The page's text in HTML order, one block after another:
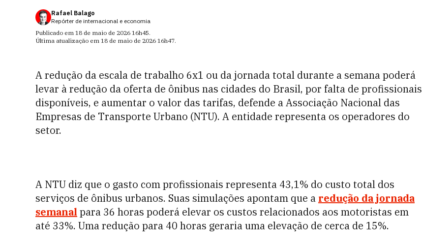
Rafael Balago
Repórter de internacional e economia
Publicado em 18 de maio de 2026 16h45.
Última atualização em 18 de maio de 2026 16h47.
A redução da escala de trabalho 6x1 ou da jornada total durante a semana poderá
levar à redução da oferta de ônibus nas cidades do Brasil, por falta de profissionais
disponíveis, e aumentar o valor das tarifas, defende a Associação Nacional das
Empresas de Transporte Urbano (NTU). A entidade representa os operadores do
setor.
A NTU diz que o gasto com profissionais representa 43,1% do custo total dos
serviços de ônibus urbanos. Suas simulações apontam que a redução da jornada
semanal para 36 horas poderá elevar os custos relacionados aos motoristas em
até 33%. Uma redução para 40 horas geraria uma elevação de cerca de 15%.